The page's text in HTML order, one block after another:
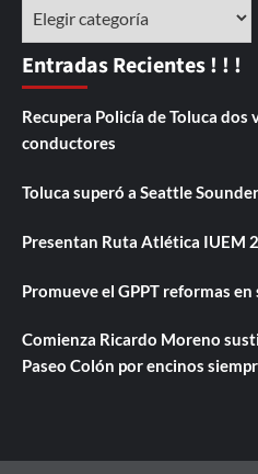
Entradas Recientes ! ! !
Recupera Policía de Toluca dos
conductores
Toluca superó a Seattle
Presentan Ruta Atlética IUEM
Promueve el GPPT reformas
Comienza Ricardo Moreno
Paseo Colón por encinos